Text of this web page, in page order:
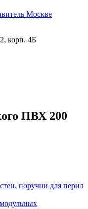
Москве
корп. 4Б
ПВХ 200
поручни для перил